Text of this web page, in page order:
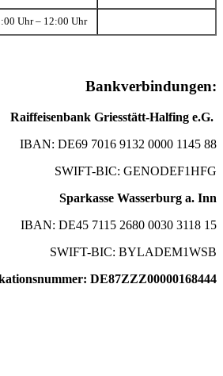
Uhr – 12:00 Uhr
Bankverbindungen:
Raiffeisenbank Griesstätt-Halfing e.G.
IBAN: DE69 7016 9132 0000 1145 88
SWIFT-BIC: GENODEF1HFG
Sparkasse Wasserburg a. Inn
IBAN: DE45 7115 2680 0030 3118 15
SWIFT-BIC: BYLADEM1WSB
DE87ZZZ00000168444